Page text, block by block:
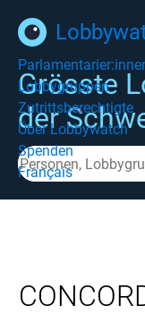
Lobbygruppen
Zutrittsberechtigte
Über Lobbywatch
Spenden
Français
Grösste
der